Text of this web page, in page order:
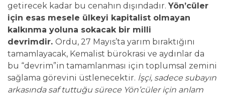
getirecek kadar bu cenahın dışındadır. Yön’cüler
için esas mesele ülkeyi kapitalist olmayan
kalkınma yoluna sokacak bir milli
devrimdir. Ordu, 27 Mayıs’ta yarım bıraktığını
tamamlayacak, Kemalist bürokrasi ve aydınlar da
bu “devrim”in tamamlanması için toplumsal zemini
sağlama görevini üstlenecektir. İşçi, sadece subayın
arkasında saf tuttuğu sürece Yön’cüler için anlam